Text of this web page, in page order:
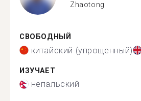
Zhaotong
СВОБОДНЫЙ
китайский (упрощенный)
ИЗУЧАЕТ
непальский